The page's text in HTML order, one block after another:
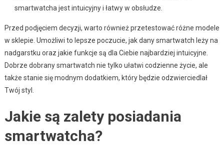
smartwatcha jest intuicyjny i łatwy w obsłudze.
Przed podjęciem decyzji, warto również przetestować różne modele
w sklepie. Umożliwi to lepsze poczucie, jak dany smartwatch leży na
nadgarstku oraz jakie funkcje są dla Ciebie najbardziej intuicyjne.
Dobrze dobrany smartwatch nie tylko ułatwi codzienne życie, ale
także stanie się modnym dodatkiem, który będzie odzwierciedlał
Twój styl.
Jakie są zalety posiadania
smartwatcha?